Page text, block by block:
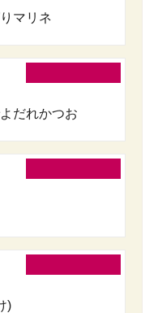
マリネ
だれかつお
)